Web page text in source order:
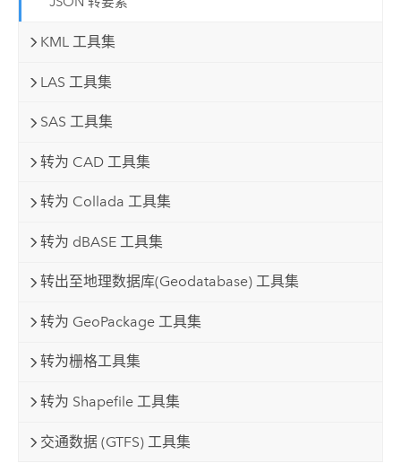
KML 工具集
LAS 工具集
SAS 工具集
转为 CAD 工具集
转为 Collada 工具集
转为 dBASE 工具集
转出至地理数据库(Geodatabase) 工具集
转为 GeoPackage 工具集
转为栅格工具集
转为 Shapefile 工具集
交通数据 (GTFS) 工具集